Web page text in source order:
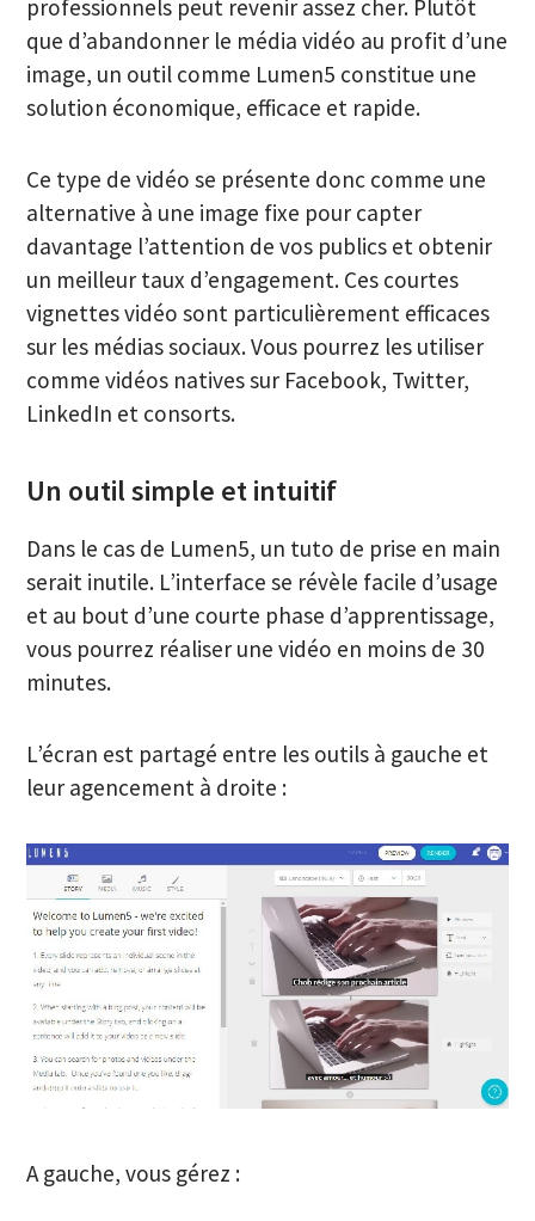
professionnels peut revenir assez cher. Plutôt
que d’abandonner le média vidéo au profit d’une
image, un outil comme Lumen5 constitue une
solution économique, efficace et rapide.
Ce type de vidéo se présente donc comme une
alternative à une image fixe pour capter
davantage l’attention de vos publics et obtenir
un meilleur taux d’engagement. Ces courtes
vignettes vidéo sont particulièrement efficaces
sur les médias sociaux. Vous pourrez les utiliser
comme vidéos natives sur Facebook, Twitter,
LinkedIn et consorts.
Un outil simple et intuitif
Dans le cas de Lumen5, un tuto de prise en main
serait inutile. L’interface se révèle facile d’usage
et au bout d’une courte phase d’apprentissage,
vous pourrez réaliser une vidéo en moins de 30
minutes.
L’écran est partagé entre les outils à gauche et
leur agencement à droite :
A gauche, vous gérez :